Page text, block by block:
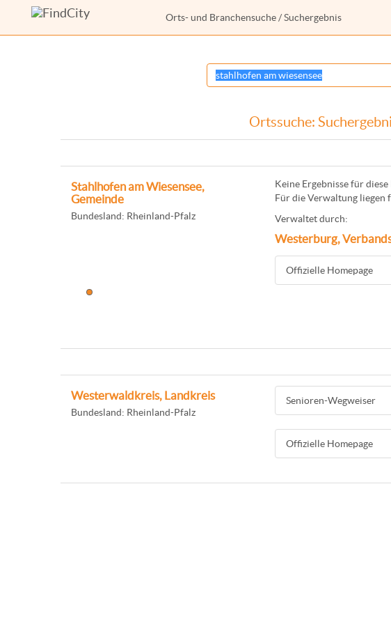
Orts- und Branchensuche / Suchergebnis
Ortssuche:
Stahlhofen am Wiesensee,
Gemeinde
Bundesland: Rheinland-Pfalz
Keine Ergebnisse für diese
Für die Verwaltung liegen
Verwaltet durch:
Westerburg,
Offizielle Homepage
Westerwaldkreis, Landkreis
Bundesland: Rheinland-Pfalz
Senioren-Wegweiser
Offizielle Homepage